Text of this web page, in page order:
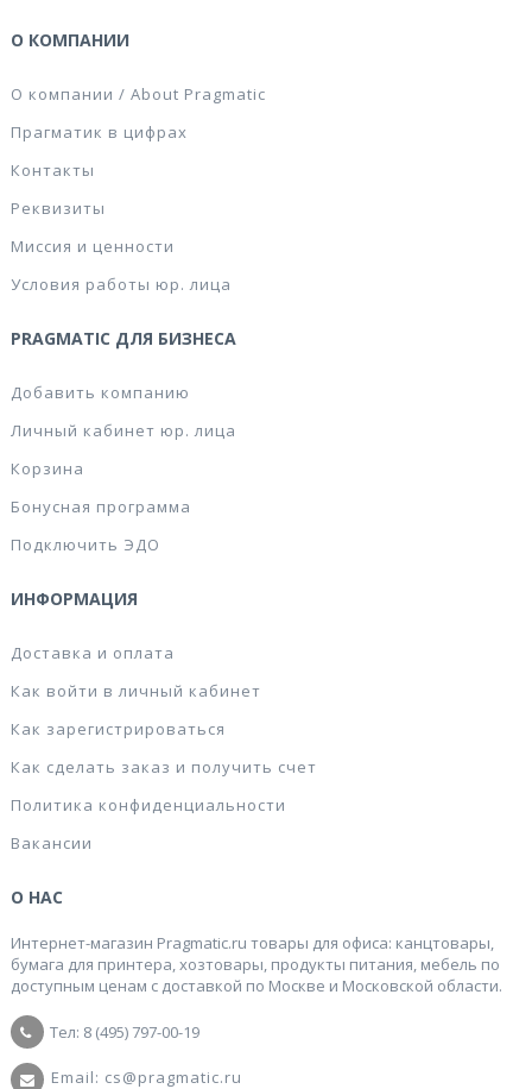
О КОМПАНИИ
О компании / About Pragmatic
Прагматик в цифрах
Контакты
Реквизиты
Миссия и ценности
Условия работы юр. лица
PRAGMATIC ДЛЯ БИЗНЕСА
Добавить компанию
Личный кабинет юр. лица
Корзина
Бонусная программа
Подключить ЭДО
ИНФОРМАЦИЯ
Доставка и оплата
Как войти в личный кабинет
Как зарегистрироваться
Как сделать заказ и получить счет
Политика конфиденциальности
Вакансии
О НАС
Интернет-магазин Pragmatic.ru товары для офиса: канцтовары,
бумага для принтера, хозтовары, продукты питания, мебель по
доступным ценам с доставкой по Москве и Московской области.
Тел: 8 (495) 797-00-19
Email: cs@pragmatic.ru